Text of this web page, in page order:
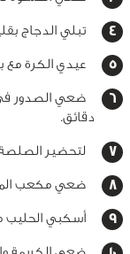
تبلي الدجاج
عيدي الكرة مع
دقائق.
لتحضير
ضعي مكعب
أسكبي الحليب